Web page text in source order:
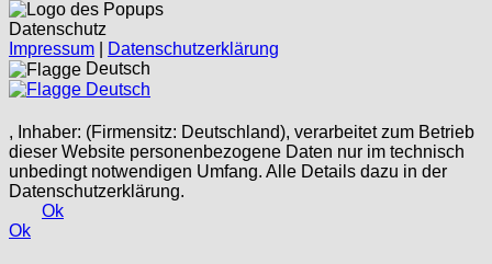
Datenschutz
Impressum
Datenschutzerklärung
Deutsch
Deutsch
, Inhaber: (Firmensitz: Deutschland), verarbeitet zum Betrieb
dieser Website personenbezogene Daten nur im technisch
unbedingt notwendigen Umfang. Alle Details dazu in der
Datenschutzerklärung.
Ok
Ok